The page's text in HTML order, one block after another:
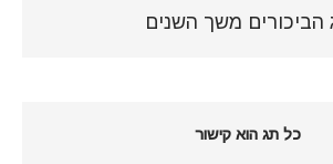
הביכורים משך השנים
כל תג הוא קישור